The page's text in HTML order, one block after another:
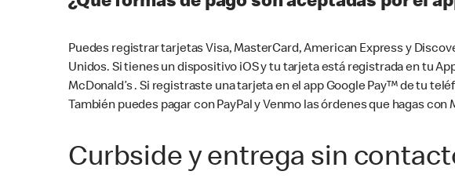
Puedes registrar tarjetas Visa, MasterCard, American Express y
Unidos. Si tienes un dispositivo iOS y tu tarjeta está registrada en tu
McDonald’s . Si registraste una tarjeta en el app Google Pay™ de tu
También puedes pagar con PayPal y Venmo las órdenes que hagas con
Curbside y entrega sin